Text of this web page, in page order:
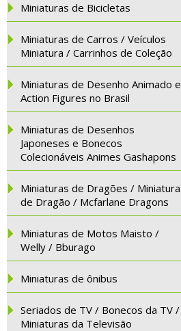
Miniaturas de Bicicletas
Miniaturas de Carros / Veículos
Miniatura / Carrinhos de Coleção
Miniaturas de Desenho Animado e
Action Figures no Brasil
Miniaturas de Desenhos
Japoneses e Bonecos
Colecionáveis Animes Gashapons
Miniaturas de Dragões / Miniatura
de Dragão / Mcfarlane Dragons
Miniaturas de Motos Maisto /
Welly / Bburago
Miniaturas de ônibus
Seriados de TV / Bonecos da TV /
Miniaturas da Televisão